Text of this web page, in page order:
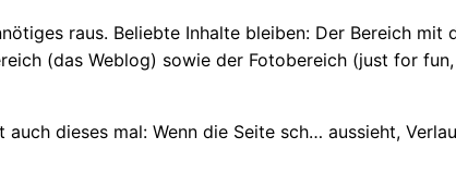
raus. Beliebte Inhalte bleiben: Der Bereich
(das Weblog) sowie der Fotobereich (just for
dieses mal: Wenn die Seite sch… aussieht,